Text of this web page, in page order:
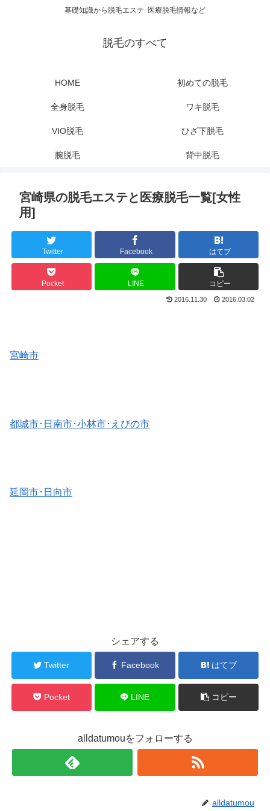
基礎知識から脱毛エステ･医療脱毛情報など
脱毛のすべて
HOME 初めての脱毛
全身脱毛 ワキ脱毛
VIO脱毛 ひざ下脱毛
腕脱毛 背中脱毛
宮崎県の脱毛エステと医療脱毛一覧[女性
用]
Twitter Facebook はてブ
Pocket LINE コピー
2016.11.30 2016.03.02
宮崎市
都城市･日南市･小林市･えびの市
延岡市･日向市
シェアする
Twitter Facebook はてブ
Pocket LINE コピー
alldatumouをフォローする
alldatumou